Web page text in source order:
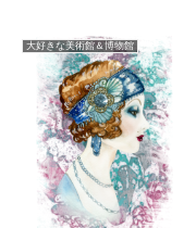
大好きな美術館＆博物館